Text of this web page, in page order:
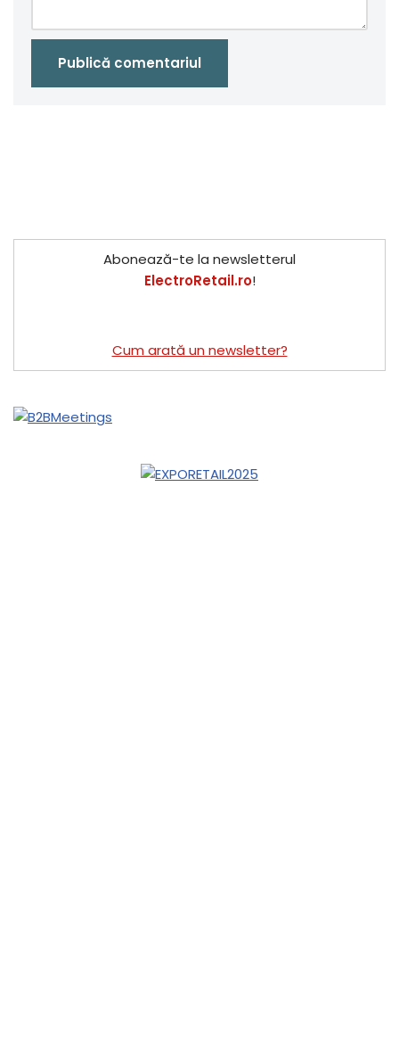
Abonează-te la newsletterul
ElectroRetail.ro!
Cum arată un newsletter?